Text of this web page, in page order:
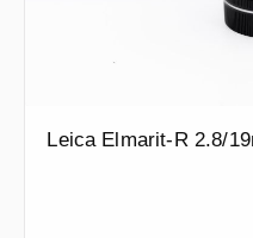
Leica Elmarit-R 2.8/